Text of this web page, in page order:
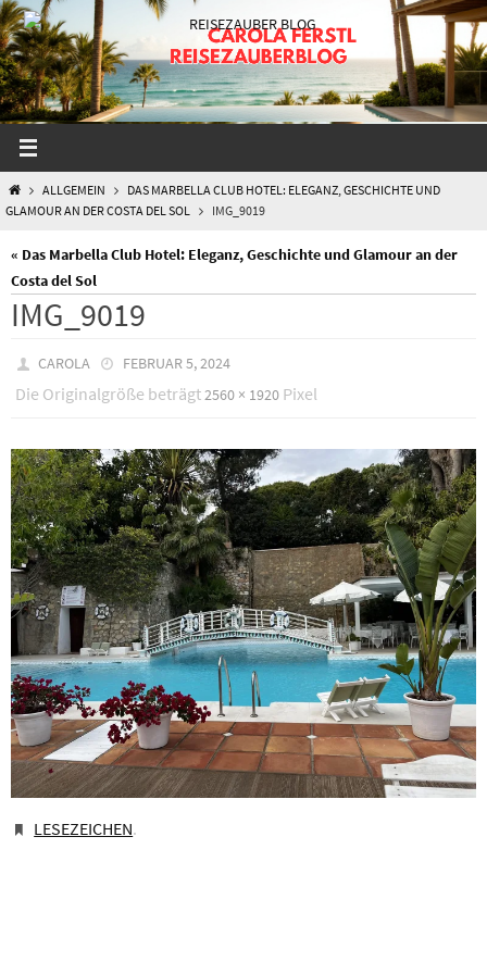
Zum
Inhalt
springen
STARTALLGEMEIN
DAS MARBELLA CLUB HOTEL: ELEGANZ, GESCHICHTE UND
GLAMOUR AN DER COSTA DEL SOL
IMG_9019
« Das Marbella Club Hotel: Eleganz, Geschichte und Glamour an der
Costa del Sol
IMG_9019
CAROLA FEBRUAR 5, 2024
Die Originalgröße beträgt2560 × 1920 Pixel
LESEZEICHEN.